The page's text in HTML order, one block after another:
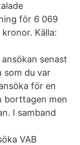
för 6 069
Källa:
senast
som du var
för en
borttagen men
I samband
VAB